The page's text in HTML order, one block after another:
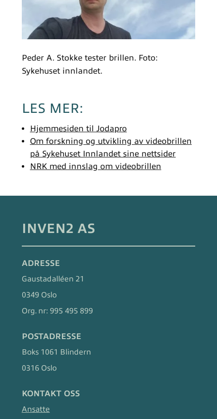
Peder A. Stokke tester brillen. Foto:
Sykehuset innlandet.
LES MER:
Hjemmesiden til Jodapro
Om forskning og utvikling av videobrillen
på Sykehuset Innlandet sine nettsider
NRK med innslag om videobrillen
INVEN2 AS
ADRESSE
Gaustadalléen 21
0349 Oslo
Org. nr: 995 495 899
POSTADRESSE
Boks 1061 Blindern
0316 Oslo
KONTAKT OSS
Ansatte